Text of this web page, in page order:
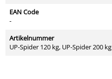
EAN Code
-
Artikelnummer
UP-Spider 120 kg, UP-Spider 200 kg